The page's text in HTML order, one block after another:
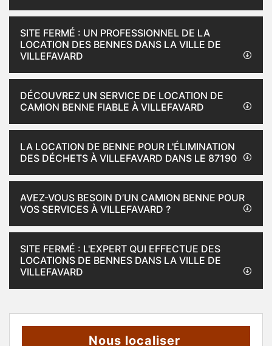
SITE FERMÉ : UN PROFESSIONNEL DE LA
LOCATION DES BENNES DANS LA VILLE DE
VILLEFAVARD
DÉCOUVREZ UN SERVICE DE LOCATION DE
CAMION BENNE FIABLE À VILLEFAVARD
LA LOCATION DE BENNE POUR L'ÉLIMINATION
DES DÉCHETS À VILLEFAVARD DANS LE 87190
AVEZ-VOUS BESOIN D’UN CAMION BENNE POUR
VOS SERVICES À VILLEFAVARD ?
SITE FERMÉ : L'EXPERT QUI EFFECTUE DES
LOCATIONS DE BENNES DANS LA VILLE DE
VILLEFAVARD
Nous localiser